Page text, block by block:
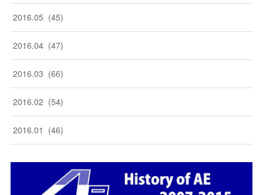
2016.05 (45)
2016.04 (47)
2016.03 (66)
2016.02 (54)
2016.01 (46)